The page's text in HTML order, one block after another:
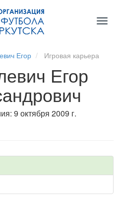
Егор Игровая карьера
Егор
9 октября 2009 г.